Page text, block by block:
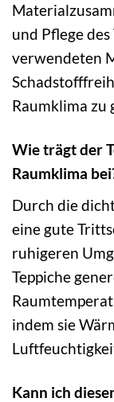
und Pflege
verwendeten
Raumklima zu
Wie trägt der
Raumklima
Durch die
eine gute
ruhigeren
Teppiche
indem sie
Kann ich